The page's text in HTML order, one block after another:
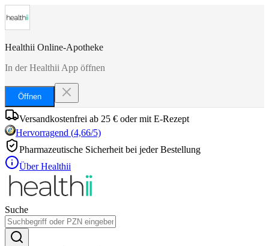
Healthii Online-Apotheke
In der Healthii App öffnen
Öffnen
Versandkostenfrei ab 25 € oder mit E-Rezept
Hervorragend (4,66/5)
Pharmazeutische Sicherheit bei jeder Bestellung
Über Healthii
Suche